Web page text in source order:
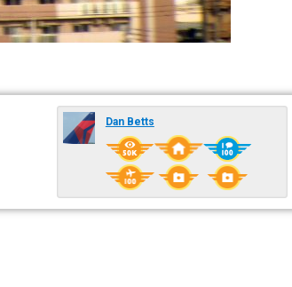
Dan Betts